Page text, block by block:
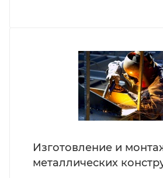
Изготовление и
металлических